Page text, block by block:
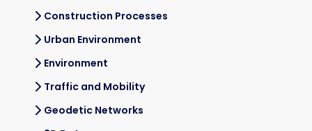
Construction Processes
Urban Environment
Environment
Traffic and Mobility
Geodetic Networks